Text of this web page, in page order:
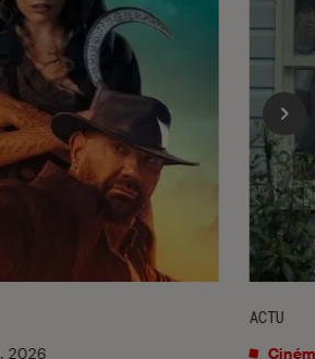
2026
ACTU